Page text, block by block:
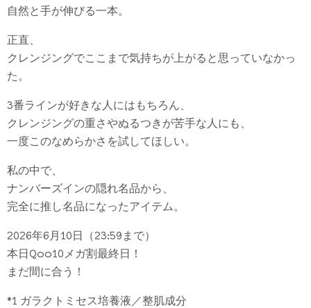
自然と手が伸びる一本。
正直、
クレンジングでここまで気持ちが上がると思っていなかっ
た。
3番ラインが好きな人にはもちろん、
クレンジングの重さやぬるつきが苦手な人にも、
一度このなめらかさを試してほしい。
私の中で、
ナンバーズインの隠れ名品から、
完全に推し名品になったアイテム。
2026年6月10日（23:59まで）
本日Qoo10メガ割最終日！
まだ間に合う！
*1 ガラクトミセス培養液／整肌成分